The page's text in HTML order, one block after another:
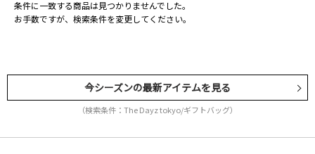
条件に一致する商品は見つかりませんでした。
お手数ですが、検索条件を変更してください。
今シーズンの最新アイテムを見る
（検索条件：The Dayz tokyo/ギフトバッグ）